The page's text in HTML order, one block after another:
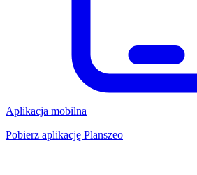
Aplikacja mobilna
Pobierz aplikację Planszeo